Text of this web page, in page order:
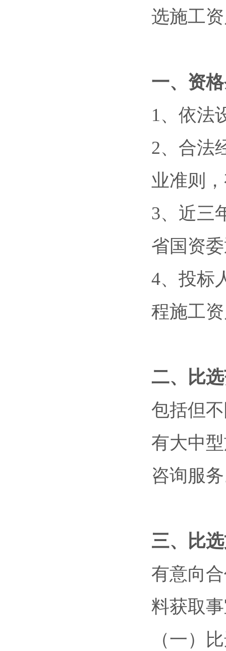
选施工
一、资
1、依法
2、合法
业准则
3、近三
省国资
4、投标
程施工
二、
比
包括但
有大中
咨询服
三、
比
有意向
料获取
（一）